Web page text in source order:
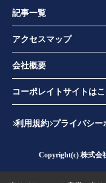
記事一覧
アクセスマップ
会社概要
コーポレイトサイトは
利用規約 プライバシー
Copyright(c) 株式会